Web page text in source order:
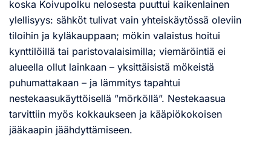
koska Koivupolku nelosesta puuttui kaikenlainen
ylellisyys: sähköt tulivat vain yhteiskäytössä oleviin
tiloihin ja kyläkauppaan; mökin valaistus hoitui
kynttilöillä tai paristovalaisimilla; viemäröintiä ei
alueella ollut lainkaan – yksittäisistä mökeistä
puhumattakaan – ja lämmitys tapahtui
nestekaasukäyttöisellä ”mörköllä”. Nestekaasua
tarvittiin myös kokkaukseen ja kääpiökokoisen
jääkaapin jäähdyttämiseen.